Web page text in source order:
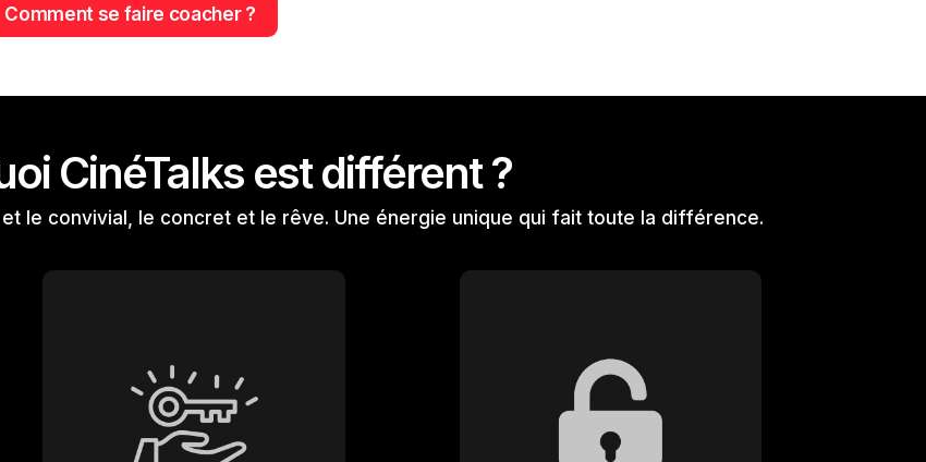
Comment se faire coacher ?
CinéTalks est différent ?
le convivial, le concret et le rêve. Une énergie unique qui fait toute la différence.